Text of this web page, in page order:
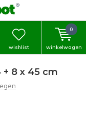
wishlist winkelwagen
0
+ 8 x 45 cm